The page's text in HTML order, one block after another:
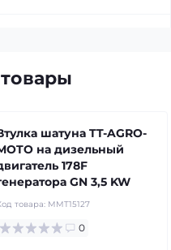
шатуна TT-AGRO-
на дизельный
178F
GN 3,5 KW
товара: MMT15127
0